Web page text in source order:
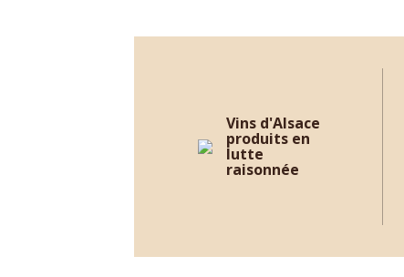
Vins d'Alsace
produits en
lutte
raisonnée